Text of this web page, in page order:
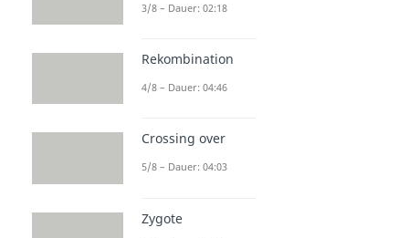
3/8 – Dauer: 02:18
Rekombination
4/8 – Dauer: 04:46
Crossing over
5/8 – Dauer: 04:03
Zygote